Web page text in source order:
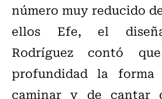
número muy reducido
ellos Efe, el
Rodríguez contó
profundidad la
caminar y de cantar